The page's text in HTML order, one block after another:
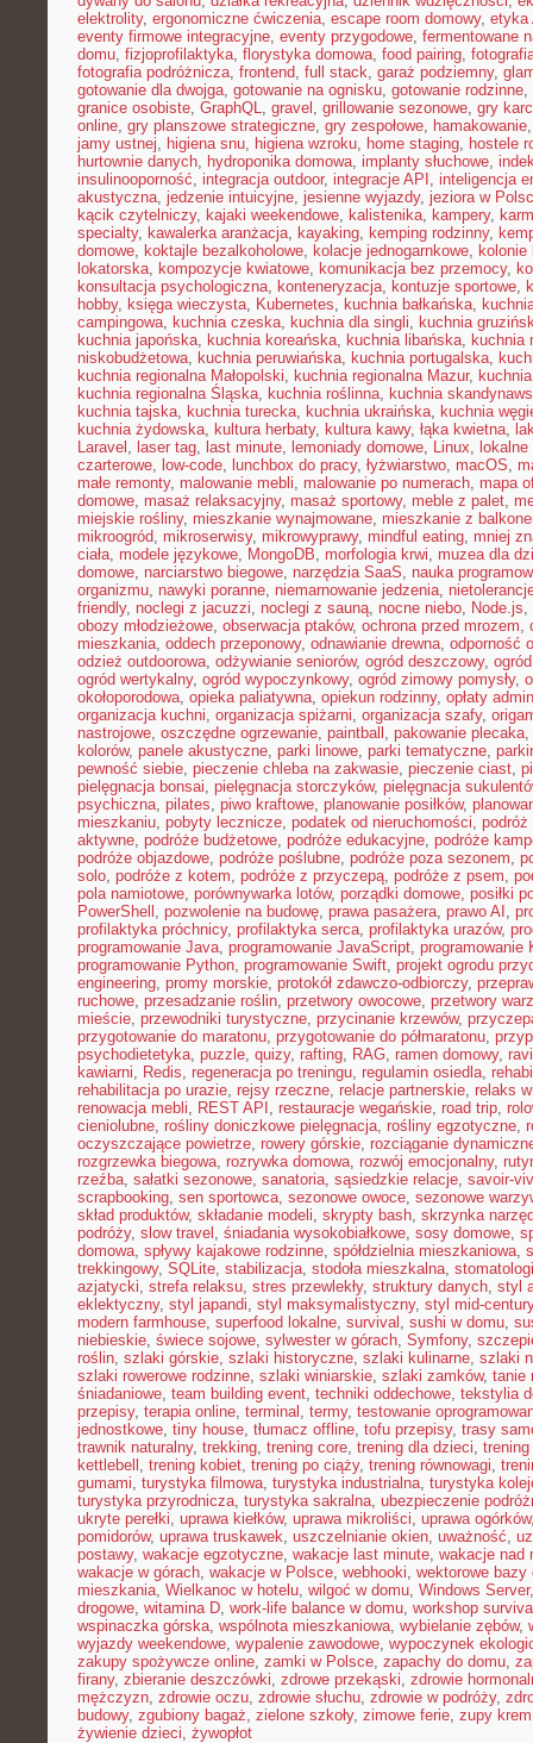
elektrolity, ergonomiczne ćwiczenia, escape room domowy, etyka
eventy firmowe integracyjne, eventy przygodowe, fermentowane
domu, fizjoprofilaktyka, florystyka domowa, food pairing,
fotografia podróżnicza, frontend, full stack, garaż podziemny,
gotowanie dla dwojga, gotowanie na ognisku, gotowanie rodzinne,
granice osobiste, GraphQL, gravel , grillowanie sezonowe, gry
online, gry planszowe strategiczne, gry zespołowe, hamakowanie
jamy ustnej, higiena snu, higiena wzroku, home staging, hostele
hurtownie danych, hydroponika domowa, implanty słuchowe,
insulinooporność, integracja outdoor, integracje API , inteligencja
akustyczna, jedzenie intuicyjne, jesienne wyjazdy, jeziora w
kącik czytelniczy, kajaki weekendowe, kalistenika, kampery,
specialty, kawalerka aranżacja, kayaking, kemping rodzinny,
domowe, koktajle bezalkoholowe, kolacje jednogarnkowe, kolonie
lokatorska, kompozycje kwiatowe, komunikacja bez przemocy,
konsultacja psychologiczna, konteneryzacja, kontuzje sportowe,
hobby, księga wieczysta, Kubernetes, kuchnia bałkańska,
campingowa, kuchnia czeska, kuchnia dla singli, kuchnia
kuchnia japońska, kuchnia koreańska, kuchnia libańska, kuchnia
niskobudżetowa, kuchnia peruwiańska, kuchnia portugalska,
kuchnia regionalna Małopolski, kuchnia regionalna Mazur,
kuchnia regionalna Śląska, kuchnia roślinna, kuchnia
kuchnia tajska, kuchnia turecka, kuchnia ukraińska, kuchnia
kuchnia żydowska, kultura herbaty, kultura kawy, łąka kwietna,
Laravel , laser tag, last minute, lemoniady domowe, Linux,
czarterowe, low-code, lunchbox do pracy, łyżwiarstwo, macOS,
małe remonty, malowanie mebli, malowanie po numerach, mapa
domowe, masaż relaksacyjny, masaż sportowy, meble z palet,
miejskie rośliny, mieszkanie wynajmowane, mieszkanie z
mikroogród, mikroserwisy, mikrowyprawy, mindful eating, mniej
ciała, modele językowe, MongoDB, morfologia krwi, muzea dla
domowe, narciarstwo biegowe, narzędzia SaaS, nauka
organizmu, nawyki poranne, niemarnowanie jedzenia,
friendly, noclegi z jacuzzi, noclegi z sauną, nocne niebo, Node.js,
obozy młodzieżowe, obserwacja ptaków, ochrona przed mrozem,
mieszkania, oddech przeponowy, odnawianie drewna, odporność
odzież outdoorowa, odżywianie seniorów, ogród deszczowy,
ogród wertykalny, ogród wypoczynkowy, ogród zimowy pomysły,
okołoporodowa, opieka paliatywna, opiekun rodzinny, opłaty
organizacja kuchni, organizacja spiżarni, organizacja szafy,
nastrojowe, oszczędne ogrzewanie, paintball , pakowanie plecaka,
kolorów, panele akustyczne, parki linowe, parki tematyczne,
pewność siebie, pieczenie chleba na zakwasie, pieczenie ciast,
pielęgnacja bonsai, pielęgnacja storczyków, pielęgnacja
psychiczna, pilates, piwo kraftowe, planowanie posiłków,
mieszkaniu, pobyty lecznicze, podatek od nieruchomości, podróż
aktywne, podróże budżetowe, podróże edukacyjne, podróże
podróże objazdowe, podróże poślubne, podróże poza sezonem,
solo, podróże z kotem, podróże z przyczepą, podróże z psem,
pola namiotowe, porównywarka lotów, porządki domowe, posiłki
PowerShell , pozwolenie na budowę, prawa pasażera, prawo AI ,
profilaktyka próchnicy, profilaktyka serca, profilaktyka urazów,
programowanie Java, programowanie JavaScript, programowanie
programowanie Python, programowanie Swift, projekt ogrodu
engineering, promy morskie, protokół zdawczo-odbiorczy,
ruchowe, przesadzanie roślin, przetwory owocowe, przetwory
mieście, przewodniki turystyczne, przycinanie krzewów,
przygotowanie do maratonu, przygotowanie do półmaratonu,
psychodietetyka, puzzle, quizy, rafting, RAG, ramen domowy,
kawiarni, Redis, regeneracja po treningu, regulamin osiedla,
rehabilitacja po urazie, rejsy rzeczne, relacje partnerskie, relaks
renowacja mebli, REST API , restauracje wegańskie, road trip,
cieniolubne, rośliny doniczkowe pielęgnacja, rośliny egzotyczne,
oczyszczające powietrze, rowery górskie, rozciąganie
rozgrzewka biegowa, rozrywka domowa, rozwój emocjonalny,
rzeźba, sałatki sezonowe, sanatoria, sąsiedzkie relacje, savoir-
scrapbooking, sen sportowca, sezonowe owoce, sezonowe
skład produktów, składanie modeli, skrypty bash, skrzynka
podróży, slow travel , śniadania wysokobiałkowe, sosy domowe,
domowa, spływy kajakowe rodzinne, spółdzielnia mieszkaniowa,
trekkingowy, SQLite, stabilizacja, stodoła mieszkalna,
azjatycki, strefa relaksu, stres przewlekły, struktury danych, styl
eklektyczny, styl japandi, styl maksymalistyczny, styl mid-century
modern farmhouse, superfood lokalne, survival , sushi w domu,
niebieskie, świece sojowe, sylwester w górach, Symfony,
roślin, szlaki górskie, szlaki historyczne, szlaki kulinarne, szlaki
szlaki rowerowe rodzinne, szlaki winiarskie, szlaki zamków, tanie
śniadaniowe, team building event, techniki oddechowe, tekstylia
przepisy, terapia online, terminal , termy, testowanie
jednostkowe, tiny house, tłumacz offline, tofu przepisy, trasy
trawnik naturalny, trekking, trening core, trening dla dzieci,
kettlebell , trening kobiet, trening po ciąży, trening równowagi,
gumami, turystyka filmowa, turystyka industrialna, turystyka
turystyka przyrodnicza, turystyka sakralna, ubezpieczenie
ukryte perełki, uprawa kiełków, uprawa mikroliści, uprawa ogórków
pomidorów, uprawa truskawek, uszczelnianie okien, uważność,
postawy, wakacje egzotyczne, wakacje last minute, wakacje nad
wakacje w górach, wakacje w Polsce, webhooki, wektorowe bazy
mieszkania, Wielkanoc w hotelu, wilgoć w domu, Windows Server
drogowe, witamina D, work-life balance w domu, workshop
wspinaczka górska, wspólnota mieszkaniowa, wybielanie zębów,
wyjazdy weekendowe, wypalenie zawodowe, wypoczynek
zakupy spożywcze online, zamki w Polsce, zapachy do domu,
firany, zbieranie deszczówki, zdrowe przekąski, zdrowie
mężczyzn, zdrowie oczu, zdrowie słuchu, zdrowie w podróży,
budowy, zgubiony bagaż, zielone szkoły, zimowe ferie, zupy krem
żywienie dzieci, żywopłot